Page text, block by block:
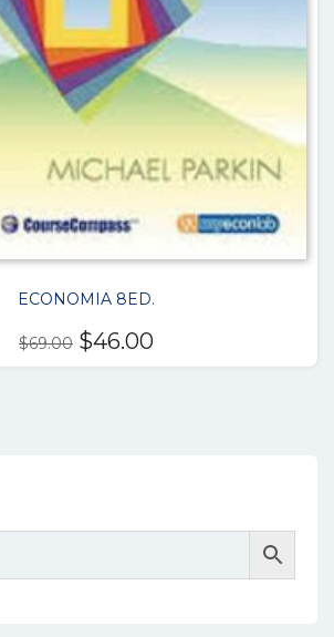
ECONOMIA 8ED.
$69.00 El
precio
$46.00
precio